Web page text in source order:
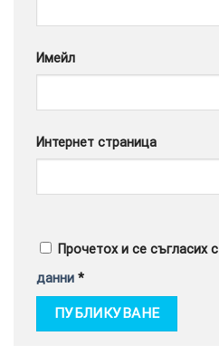
Имейл
Интернет страница
Прочетох и се съгласих с
данни *
Google